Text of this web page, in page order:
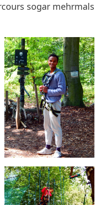
sogar mehrmals